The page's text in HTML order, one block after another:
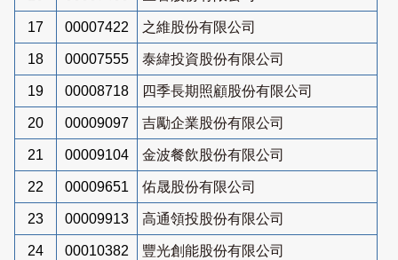
17 00007422 之維股份有限公司
18 00007555 泰緯投資股份有限公司
19 00008718 四季長期照顧股份有限公司
20 00009097 吉勵企業股份有限公司
21 00009104 金波餐飲股份有限公司
22 00009651 佑晟股份有限公司
23 00009913 高通領投股份有限公司
24 00010382 豐光創能股份有限公司